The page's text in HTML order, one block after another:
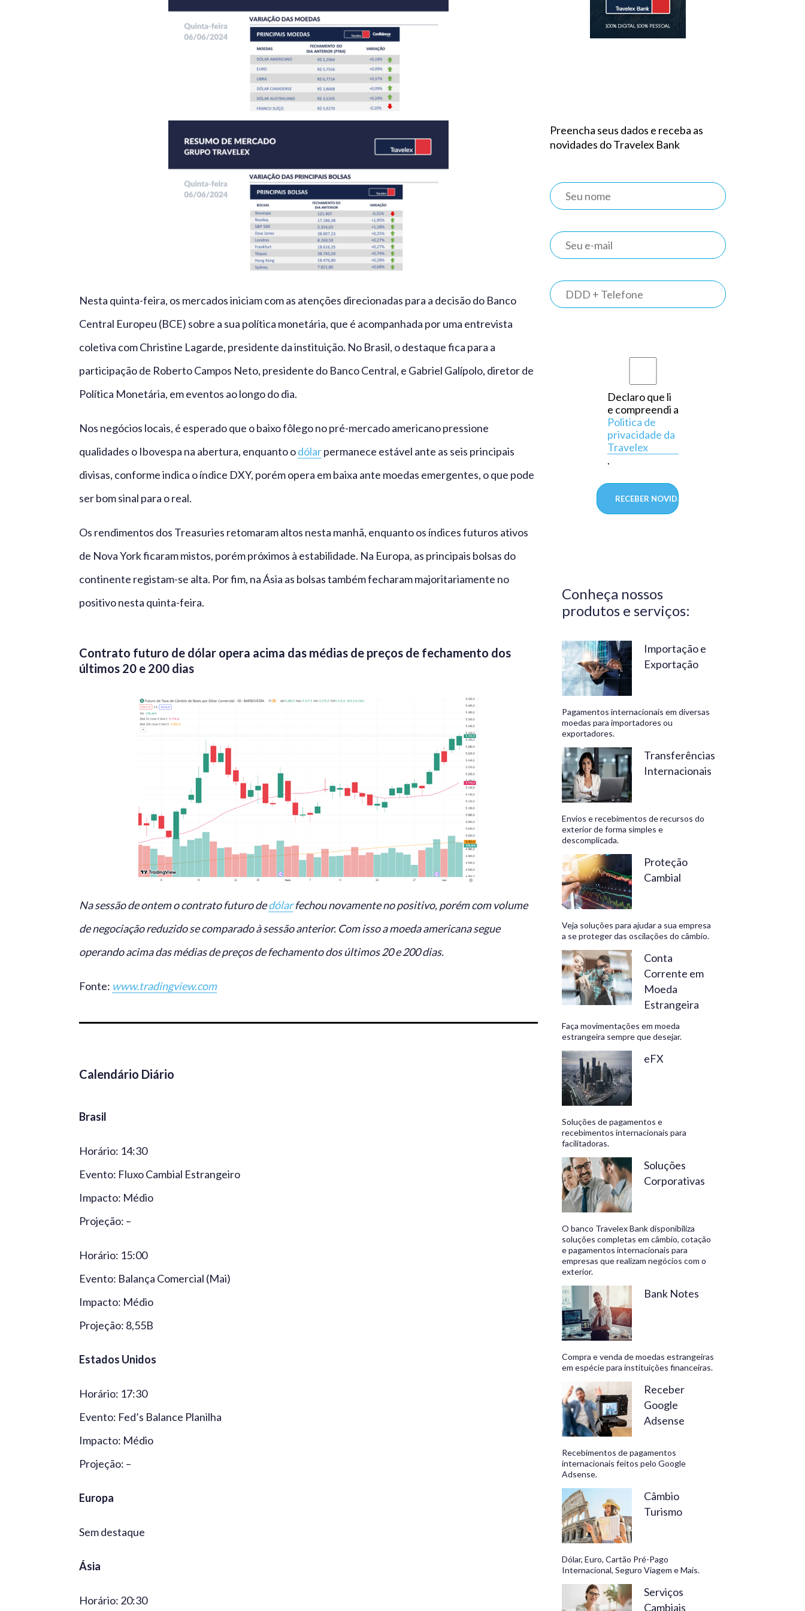
Nesta quinta-feira, os mercados iniciam com as atenções direcionadas para a decisão do Banco
Central Europeu (BCE) sobre a sua política monetária, que é acompanhada por uma entrevista
coletiva com Christine Lagarde, presidente da instituição. No Brasil, o destaque fica para a
participação de Roberto Campos Neto, presidente do Banco Central, e Gabriel Galípolo, diretor de
Política Monetária, em eventos ao longo do dia.
Nos negócios locais, é esperado que o baixo fôlego no pré-mercado americano pressione
qualidades o Ibovespa na abertura, enquanto odólarpermanece estável ante as seis principais
divisas, conforme indica o índice DXY, porém opera em baixa ante moedas emergentes, o que pode
ser bom sinal para o real.
Os rendimentos dos Treasuries retomaram altos nesta manhã, enquanto os índices futuros ativos
de Nova York ficaram mistos, porém próximos à estabilidade. Na Europa, as principais bolsas do
continente registam-se alta. Por fim, na Ásia as bolsas também fecharam majoritariamente no
positivo nesta quinta-feira.
Contrato futuro de dólar opera acima das médias de preços de fechamento dos
últimos 20 e 200 dias
Na sessão de ontem o contrato futuro dedólarfechou novamente no positivo, porém com volume
de negociação reduzido se comparado à sessão anterior. Com isso a moeda americana segue
operando acima das médias de preços de fechamento dos últimos 20 e 200 dias.
Fonte: www.tradingview.com
Calendário Diário
Brasil
Horário: 14:30
Evento: Fluxo Cambial Estrangeiro
Impacto: Médio
Projeção: –
Horário: 15:00
Evento: Balança Comercial (Mai)
Impacto: Médio
Projeção: 8,55B
Estados Unidos
Horário: 17:30
Evento: Fed’s Balance Planilha
Impacto: Médio
Projeção: –
Europa
Sem destaque
Ásia
Horário: 20:30
Preencha seus dados e receba as
novidades do Travelex Bank
Declaro que li
e compreendi a
Politica de
privacidade da
Travelex
.
TRAVELEX
BANK
primeiro
banco do
país a
operar
exclusivamente
em
aprovado
pelo
confiabilidade
e
são nossos
diferenciais.
Bank,
negócios
rentáveis
Conheça nossos
produtos e serviços:
Importação e
Exportação
Pagamentos internacionais em diversas
moedas para importadores ou
exportadores.
Transferências
Internacionais
Envios e recebimentos de recursos do
exterior de forma simples e
descomplicada.
Proteção
Cambial
Veja soluções para ajudar a sua empresa
a se proteger das oscilações do câmbio.
Conta
Corrente em
Moeda
Estrangeira
Faça movimentações em moeda
estrangeira sempre que desejar.
eFX
Soluções de pagamentos e
recebimentos internacionais para
facilitadoras.
Soluções
Corporativas
O banco Travelex Bank disponibiliza
soluções completas em câmbio, cotação
e pagamentos internacionais para
empresas que realizam negócios com o
exterior.
Bank Notes
Compra e venda de moedas estrangeiras
em espécie para instituições financeiras.
Receber
Google
Adsense
Recebimentos de pagamentos
internacionais feitos pelo Google
Adsense.
Câmbio
Turismo
Dólar, Euro, Cartão Pré-Pago
Internacional, Seguro Viagem e Mais.
Serviços
Cambiais